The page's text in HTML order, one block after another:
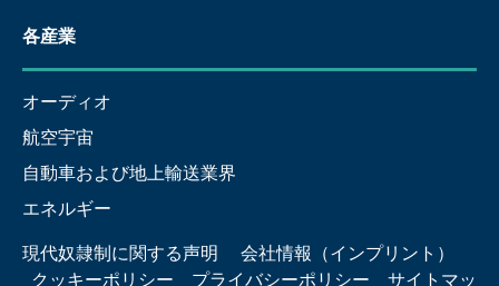
各産業
オーディオ
航空宇宙
自動車および地上輸送業界
エネルギー
現代奴隷制に関する声明
会社情報（インプリント）
クッキーポリシー
プライバシーポリシー サイトマッ